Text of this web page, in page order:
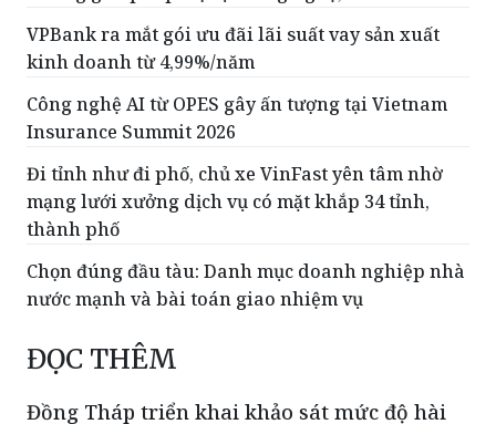
VPBank ra mắt gói ưu đãi lãi suất vay sản xuất
kinh doanh từ 4,99%/năm
Công nghệ AI từ OPES gây ấn tượng tại Vietnam
Insurance Summit 2026
Đi tỉnh như đi phố, chủ xe VinFast yên tâm nhờ
mạng lưới xưởng dịch vụ có mặt khắp 34 tỉnh,
thành phố
Chọn đúng đầu tàu: Danh mục doanh nghiệp nhà
nước mạnh và bài toán giao nhiệm vụ
ĐỌC THÊM
Đồng Tháp triển khai khảo sát mức độ hài